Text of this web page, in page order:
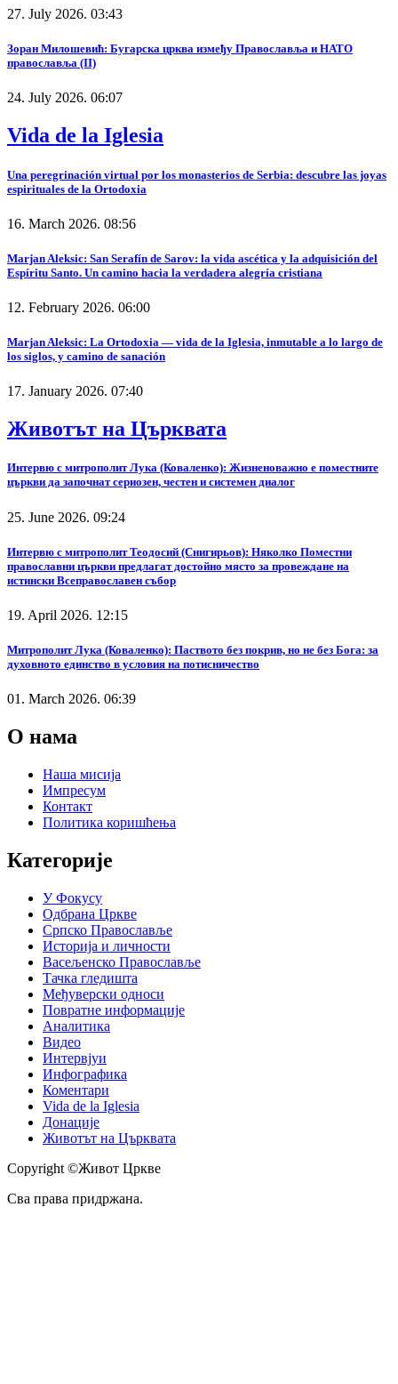
27. July 2026. 03:43
Зоран Милошевић: Бугарска црква између Православља и НАТО
православља (II)
24. July 2026. 06:07
Vida de la Iglesia
Una peregrinación virtual por los monasterios de Serbia: descubre las joyas
espirituales de la Ortodoxia
16. March 2026. 08:56
Marjan Aleksic: San Serafín de Sarov: la vida ascética y la adquisición del
Espíritu Santo. Un camino hacia la verdadera alegría cristiana
12. February 2026. 06:00
Marjan Aleksic: La Ortodoxia — vida de la Iglesia, inmutable a lo largo de
los siglos, y camino de sanación
17. January 2026. 07:40
Животът на Църквата
Интервю с митрополит Лука (Коваленко): Жизненоважно е поместните
църкви да започнат сериозен, честен и системен диалог
25. June 2026. 09:24
Интервю с митрополит Теодосий (Снигирьов): Няколко Поместни
православни църкви предлагат достойно място за провеждане на
истински Всеправославен събор
19. April 2026. 12:15
Митрополит Лука (Коваленко): Паството без покрив, но не без Бога: за
духовното единство в условия на потисничество
01. March 2026. 06:39
О нама
Наша мисија
Импресум
Контакт
Политика коришћења
Категорије
У Фокусу
Одбрана Цркве
Српско Православље
Историја и личности
Васељенско Православље
Тачка гледишта
Међуверски односи
Повратне информације
Аналитика
Видео
Интервјуи
Инфографика
Коментари
Vida de la Iglesia
Донације
Животът на Църквата
Copyright ©Живот Цркве
Сва права придржана.